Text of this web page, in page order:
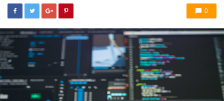
0